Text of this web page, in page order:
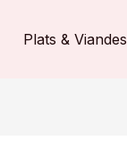
Plats & Viandes